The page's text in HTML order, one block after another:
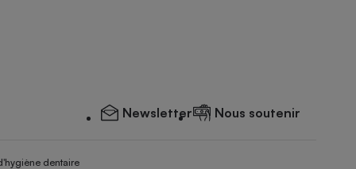
Newsletter Nous soutenir
dentaire